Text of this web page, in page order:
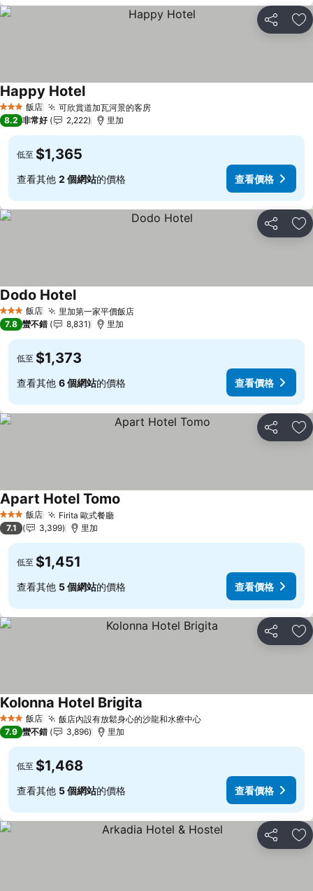
分享 加
3 星級 飯店 可欣賞道加瓦河景的客房查看價格
Happy Hotel查看價格
8.2 非常好 2,222 里加
低至 $1,365
查看其他 2 個網站的價格 查看價格
分享 加
3 星級 飯店 里加第一家平價飯店查看價格
Dodo Hotel查看價格
7.8 蠻不錯 8,831 里加
低至 $1,373
查看其他 6 個網站的價格 查看價格
分享 加
3 星級 飯店 Firita 歐式餐廳查看價格
Apart Hotel Tomo
7.1 3,399 里加
低至 $1,451
查看其他 5 個網站的價格 查看價格
分享 加
3 星級 飯店 飯店內設有放鬆身心的沙龍和水療中心查看價格
Kolonna Hotel Brigita
7.9 蠻不錯 3,896 里加
低至 $1,468
查看其他 5 個網站的價格 查看價格
分享 加